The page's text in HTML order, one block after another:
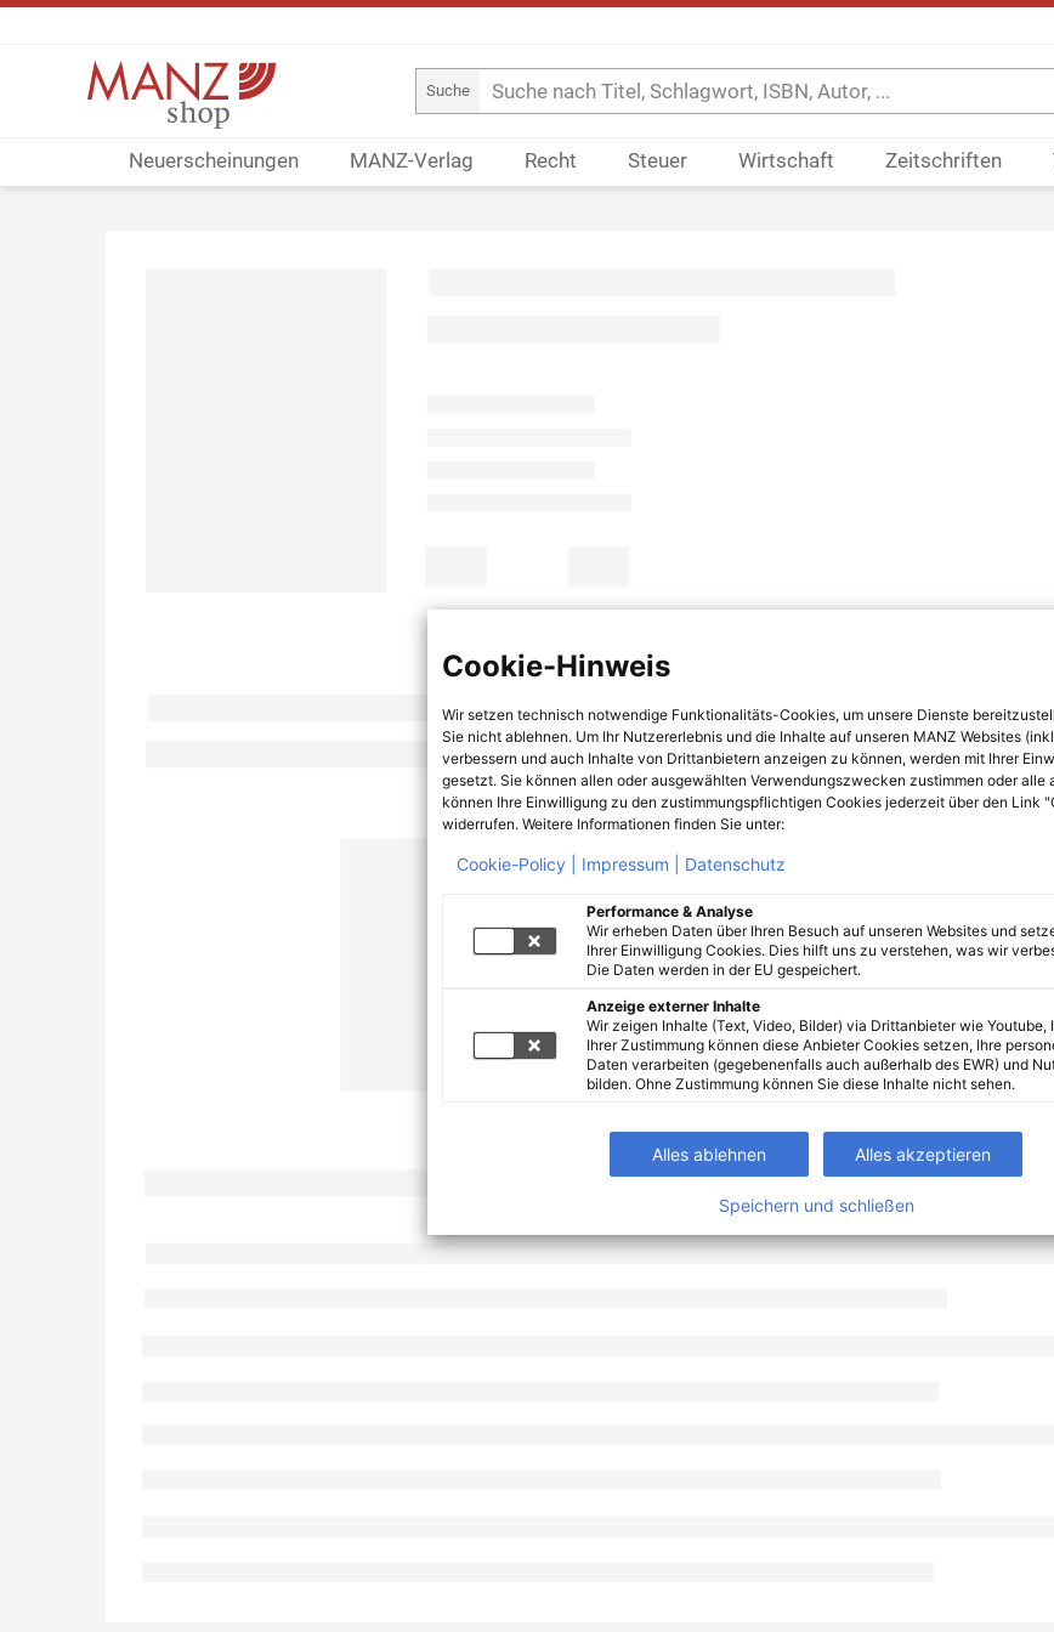
Suche
Neuerscheinungen MANZ-Verlag Recht Steuer Wirtschaft Zeitschriften
Cookie-Hinweis
Wir setzen technisch notwendige Funktionalitäts-Cookies, um unsere Dienste
Sie nicht ablehnen. Um Ihr Nutzererlebnis und die Inhalte auf unseren MANZ Websites
verbessern und auch Inhalte von Drittanbietern anzeigen zu können, werden mit Ihrer
gesetzt. Sie können allen oder ausgewählten Verwendungszwecken zustimmen oder alle
können Ihre Einwilligung zu den zustimmungspflichtigen Cookies jederzeit über den Link
widerrufen. Weitere Informationen finden Sie unter:
Cookie-Policy | Impressum | Datenschutz
Performance & Analyse
Wir erheben Daten über Ihren Besuch auf unseren Websites und
Ihrer Einwilligung Cookies. Dies hilft uns zu verstehen, was wir
Die Daten werden in der EU gespeichert.
Anzeige externer Inhalte
Wir zeigen Inhalte (Text, Video, Bilder) via Drittanbieter wie Youtube,
Ihrer Zustimmung können diese Anbieter Cookies setzen, Ihre
Daten verarbeiten (gegebenenfalls auch außerhalb des EWR) und
bilden. Ohne Zustimmung können Sie diese Inhalte nicht sehen.
Alles ablehnen Alles akzeptieren
Speichern und schließen